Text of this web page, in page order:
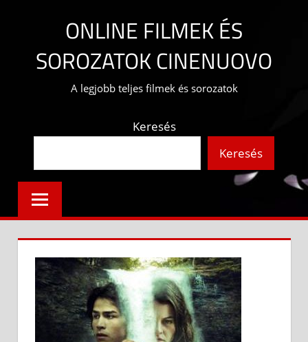
content
ONLINE FILMEK ÉS
SOROZATOK CINENUOVO
A legjobb teljes filmek és sorozatok
Keresés
Keresés